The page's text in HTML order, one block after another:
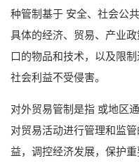
种管制基于 安全、社会公
具体的经济、贸易、产业
口的物品和技术，以及限
社会利益不受侵害。
对外贸易管制是指 或地区
对贸易活动进行管理和监
益，调控经济发展，保护